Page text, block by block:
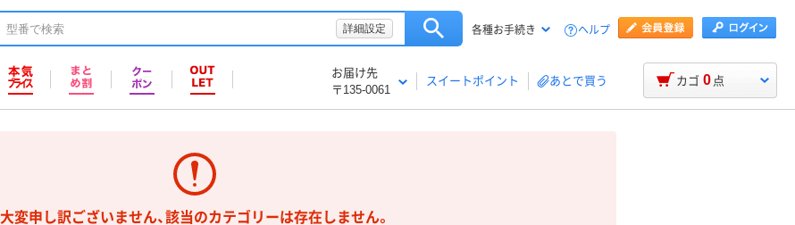
詳細設定 各種お手続き ヘルプ
お届け先
〒135-0061
スイートポイント あとで買う カゴ 0 点
大変申し訳ございません、該当のカテゴリーは存在しません。